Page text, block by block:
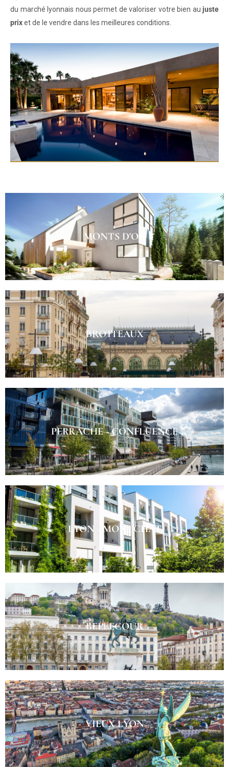
du marché lyonnais nous permet de valoriser votre bien au juste
prixet de le vendre dans les meilleures conditions.
MONTS D'OR
BROTTEAUX
PERRACHE - CONFLUENCE
LYON - MONTCHAT​
BELLECOUR
VIEUX LYON